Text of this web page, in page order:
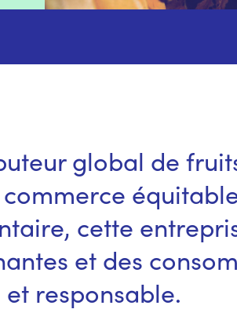
global de
cette
et des
responsable.